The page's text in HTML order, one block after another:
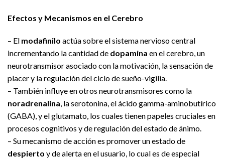
Efectos y Mecanismos en el Cerebro
– El modafinilo actúa sobre el sistema nervioso central
incrementando la cantidad de dopamina en el cerebro, un
neurotransmisor asociado con la motivación, la sensación de
placer y la regulación del ciclo de sueño-vigilia.
– También influye en otros neurotransmisores como la
noradrenalina, la serotonina, el ácido gamma-aminobutírico
(GABA), y el glutamato, los cuales tienen papeles cruciales en
procesos cognitivos y de regulación del estado de ánimo.
– Su mecanismo de acción es promover un estado de
despierto y de alerta en el usuario, lo cual es de especial